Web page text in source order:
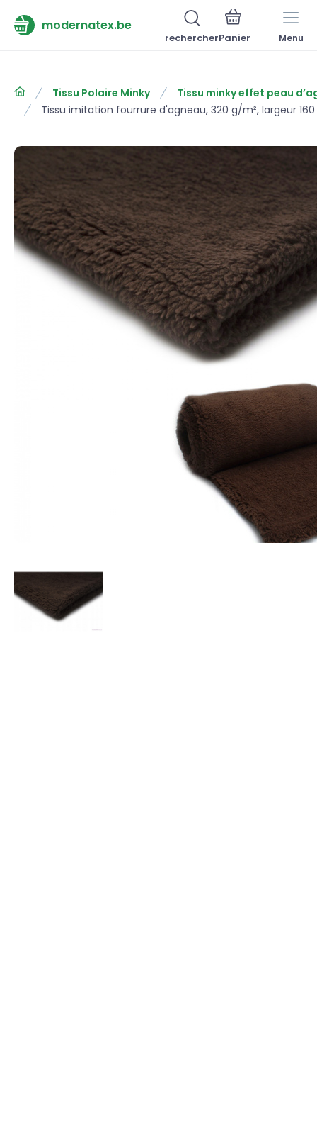
modernatex.be
rechercher Menu
Tissu Polaire Minky
Tissu minky effet peau
Tissu imitation fourrure d'agneau, 320 g/m², largeur